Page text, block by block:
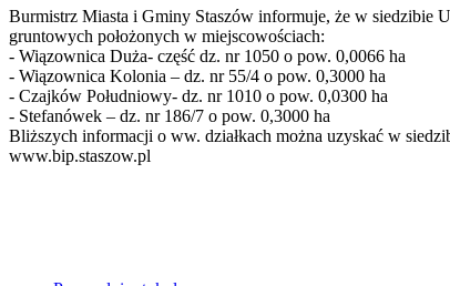
Burmistrz Miasta i Gminy Staszów informuje, że w siedzibie
gruntowych położonych w miejscowościach:
- Wiązownica Duża- część dz. nr 1050 o pow. 0,0066 ha
- Wiązownica Kolonia – dz. nr 55/4 o pow. 0,3000 ha
- Czajków Południowy- dz. nr 1010 o pow. 0,0300 ha
- Stefanówek – dz. nr 186/7 o pow. 0,3000 ha
Bliższych informacji o ww. działkach można uzyskać w
www.bip.staszow.pl